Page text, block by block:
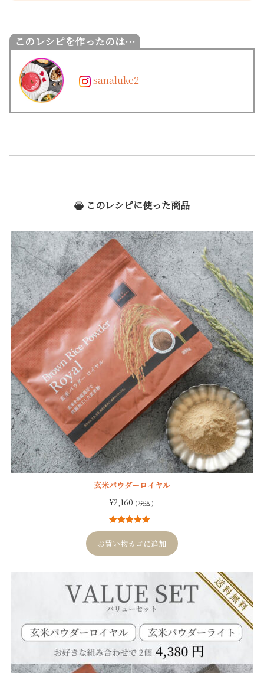
sanaluke2
このレシピに使った商品
玄米パウダーロイヤル
¥2,160 ( 税込 )
4
件の利用者
評価に基づ
く5段階評価
のうち、
お買い物カゴに追加